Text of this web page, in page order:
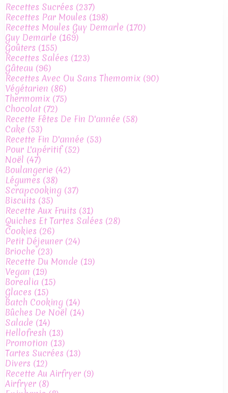
Recettes Sucrées (237)
Recettes Par Moules (198)
Recettes Moules Guy Demarle (170)
Guy Demarle (169)
Goûters (155)
Recettes Salées (123)
Gâteau (96)
Recettes Avec Ou Sans Themomix (90)
Végétarien (86)
Thermomix (75)
Chocolat(72)
Recette Fêtes De Fin D'année (58)
Cake (53)
Recette Fin D'année (53)
Pour L'apéritif(52)
Noël (47)
Boulangerie (42)
Légumes (38)
Scrapcooking (37)
Biscuits (35)
Recette Aux Fruits (31)
Quiches Et Tartes Salées (28)
Cookies (26)
Petit Déjeuner (24)
Brioche(23)
Recette Du Monde (19)
Vegan (19)
Borealia (15)
Glaces (15)
Batch Cooking (14)
Bûches De Noël (14)
Salade (14)
Hellofresh (13)
Promotion (13)
Tartes Sucrées (13)
Divers (12)
Recette Au Airfryer (9)
Airfryer (8)